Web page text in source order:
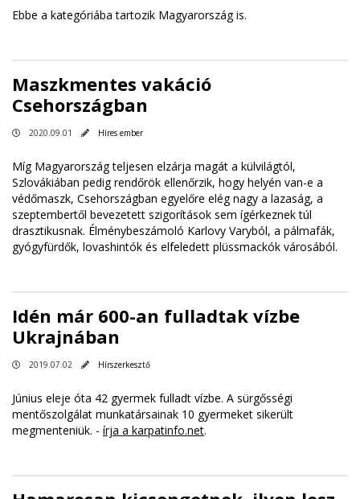
Ebbe a kategóriába tartozik Magyarország is.
Maszkmentes vakáció
Csehországban
2020.09.01 Híres ember
Míg Magyarország teljesen elzárja magát a külvilágtól,
Szlovákiában pedig rendőrök ellenőrzik, hogy helyén van-e a
védőmaszk, Csehországban egyelőre elég nagy a lazaság, a
szeptembertől bevezetett szigorítások sem ígérkeznek túl
drasztikusnak. Élménybeszámoló Karlovy Varyból, a pálmafák,
gyógyfürdők, lovashintók és elfeledett plüssmackók városából.
Idén már 600-an fulladtak vízbe
Ukrajnában
2019.07.02 Hírszerkesztő
Június eleje óta 42 gyermek fulladt vízbe. A sürgősségi
mentőszolgálat munkatársainak 10 gyermeket sikerült
megmenteniük. - írja a karpatinfo.net.